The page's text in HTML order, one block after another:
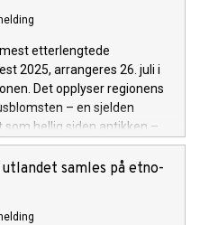
etterlengtede
2025, arrangeres 26. juli i
Det opplyser regionens
– en sjelden
hellig siden antikken –
slående skjønnhet og sin
kun noen få steder i
å bli et symbol for Atyraus
stengler blir opptil 1,5 til 2
samles på etno-